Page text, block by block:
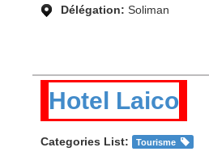
Délégation: Soliman
Hotel Laico
Categories List: Tourisme